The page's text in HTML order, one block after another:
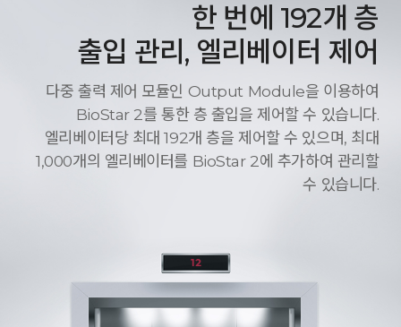
한 번에 192개 층
출입 관리, 엘리베이터 제어
다중 출력 제어 모듈인 Output Module을 이용하여
BioStar 2를 통한 층 출입을 제어할 수 있습니다.
엘리베이터당 최대 192개 층을 제어할 수 있으며, 최대
1,000개의 엘리베이터를 BioStar 2에 추가하여 관리할
수 있습니다.